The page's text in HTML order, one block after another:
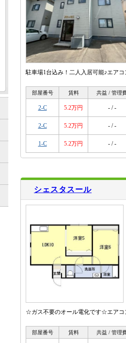
駐車場1台込み！二人入居可能♪エア
部屋番号 賃料 共益 / 管理
2-C 5.2万円 - / -
2-C 5.2万円 - / -
1-C 5.2万円 - / -
シェスタスール
☆ガス不要のオール電化です☆エアコ
部屋番号 賃料 共益 / 管理